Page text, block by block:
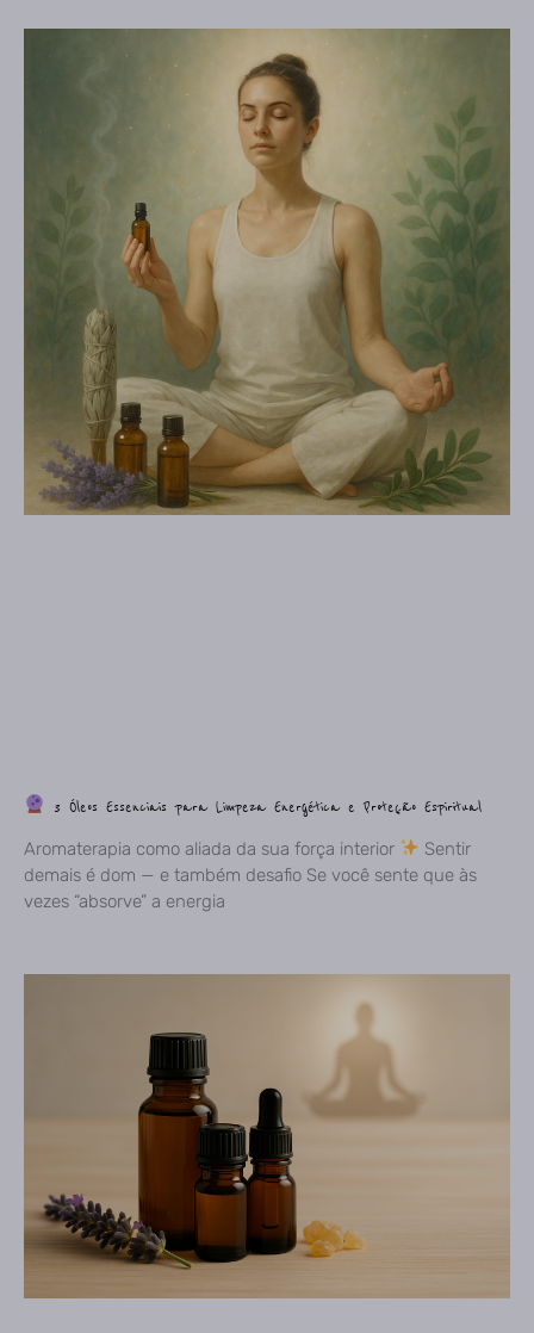
3 Óleos Essenciais para Limpeza Energética e Proteção Espiritual
Aromaterapia como aliada da sua força interior
Sentir
demais é dom — e também desafio Se você sente que às
vezes “absorve” a energia